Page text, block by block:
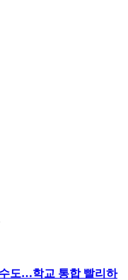
도…학교 통합 빨리하